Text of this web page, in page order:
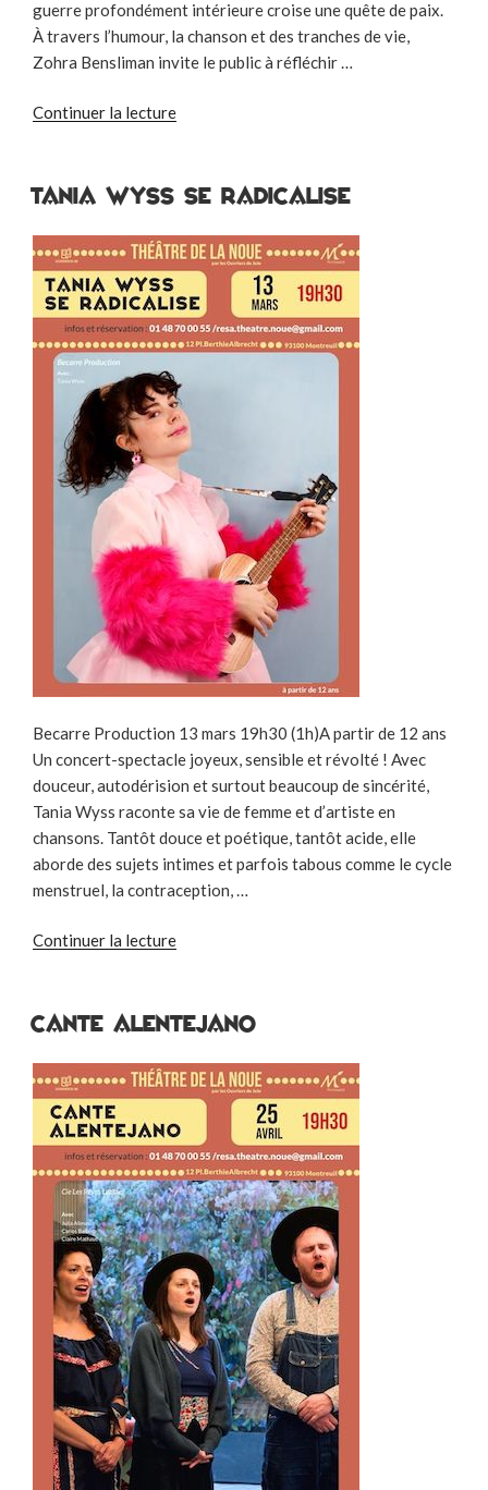
guerre profondément intérieure croise une quête de paix.
À travers l’humour, la chanson et des tranches de vie,
Zohra Bensliman invite le public à réfléchir …
Continuer la lecturede
ET
TANIA WYSS SE RADICALISE
Becarre Production 13 mars 19h30 (1h)A partir de 12 ans
Un concert-spectacle joyeux, sensible et révolté ! Avec
douceur, autodérision et surtout beaucoup de sincérité,
Tania Wyss raconte sa vie de femme et d’artiste en
chansons. Tantôt douce et poétique, tantôt acide, elle
aborde des sujets intimes et parfois tabous comme le cycle
menstruel, la contraception, …
Continuer la lecturede
SE
CANTE ALENTEJANO